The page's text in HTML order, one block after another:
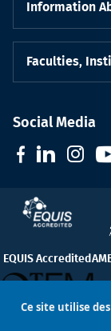
Ce site utilise
Information
Faculties,
Social Media
EQUIS Accredited